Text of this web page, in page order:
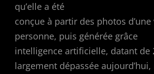
qu’elle a été
conçue à partir des photos d’une
personne, puis générée grâce
intelligence artificielle, datant de
largement dépassée